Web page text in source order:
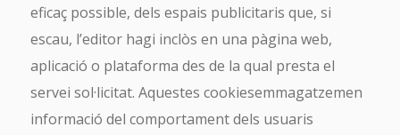
eficaç possible, dels espais publicitaris que, si
escau, l’editor hagi inclòs en una pàgina web,
aplicació o plataforma des de la qual presta el
servei sol·licitat. Aquestes cookiesemmagatzemen
informació del comportament dels usuaris